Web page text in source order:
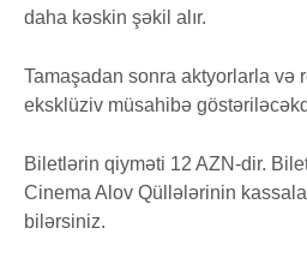
daha kəskin şəkil alır.
Tamaşadan sonra aktyorlarla və
eksklüziv müsahibə
Biletlərin qiyməti 12 AZN-dir.
Cinema Alov Qüllələrinin
bilərsiniz.